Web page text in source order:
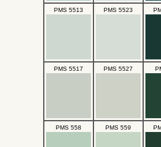
PMS 5513 PMS 5523
PMS 5517 PMS 5527
PMS 558 PMS 559